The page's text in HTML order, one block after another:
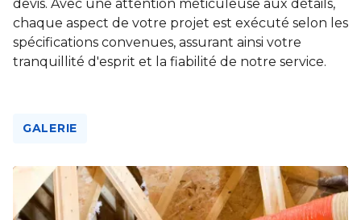
devis. Avec une attention méticuleuse aux détails,
chaque aspect de votre projet est exécuté selon les
spécifications convenues, assurant ainsi votre
tranquillité d'esprit et la fiabilité de notre service.
GALERIE